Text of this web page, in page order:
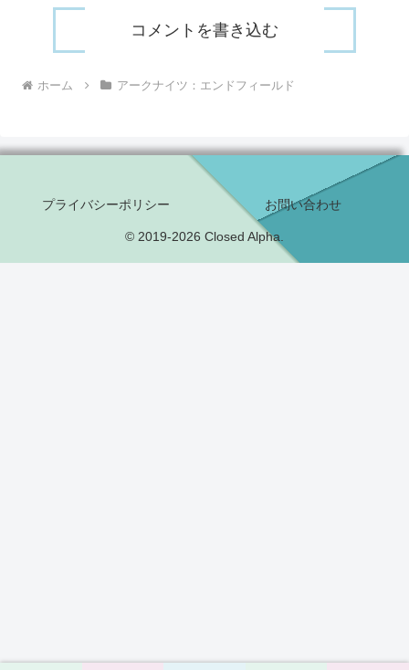
コメントを書き込む
ホーム アークナイツ：エンドフィールド
プライバシーポリシー お問い合わせ
© 2019-2026 Closed Alpha.